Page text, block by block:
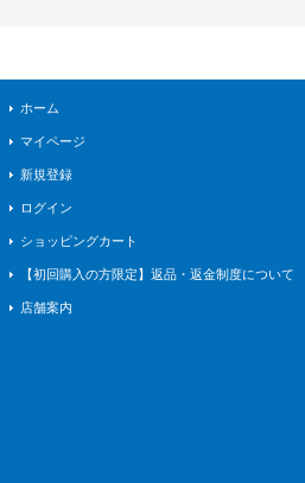
ホーム
マイページ
新規登録
ログイン
ショッピングカート
【初回購入の方限定】返品・返金制度について
店舗案内